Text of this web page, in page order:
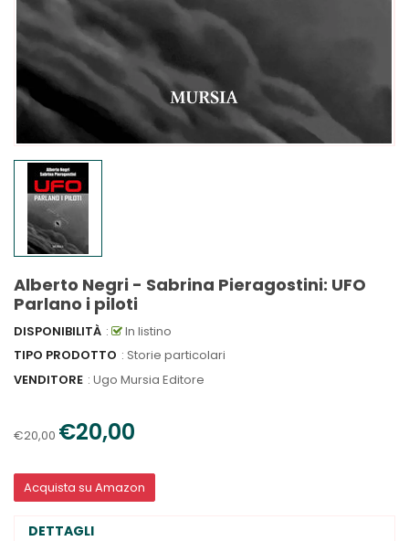
Alberto Negri - Sabrina Pieragostini: UFO
Parlano i piloti
DISPONIBILITÀ :
In listino
TIPO PRODOTTO : Storie particolari
VENDITORE : Ugo Mursia Editore
€20,00 €20,00
Acquista su Amazon
DETTAGLI